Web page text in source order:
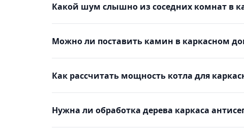
Какой шум слышно из соседних комнат в
Можно ли поставить камин в каркасном
Как рассчитать мощность котла для
Нужна ли обработка дерева каркаса